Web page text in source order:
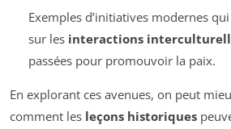
Exemples d’initiatives modernes
sur les interactions
passées pour promouvoir la paix.
En explorant ces avenues, on peut
comment les leçons historiques